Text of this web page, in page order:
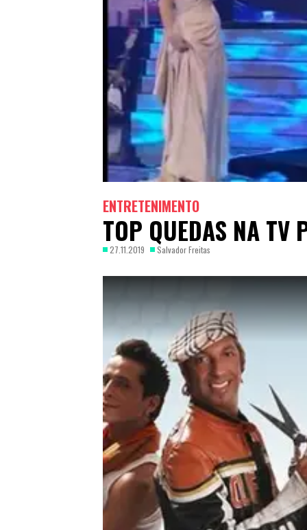
ENTRETENIMENTO
TOP QUEDAS NA TV
27.11.2019 Salvador Freitas